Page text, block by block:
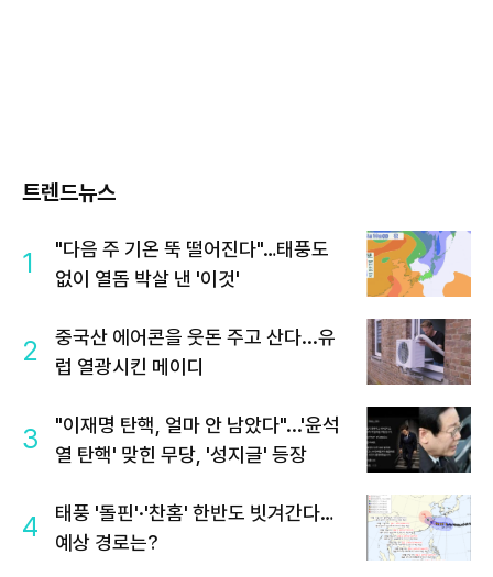
트렌드뉴스
1
"다음 주 기온 뚝 떨어진다"…태풍도
없이 열돔 박살 낸 '이것'
2
중국산 에어콘을 웃돈 주고 산다...유
럽 열광시킨 메이디
3
"이재명 탄핵, 얼마 안 남았다"...'윤석
열 탄핵' 맞힌 무당, '성지글' 등장
4
태풍 '돌핀'·'찬홈' 한반도 빗겨간다…
예상 경로는?